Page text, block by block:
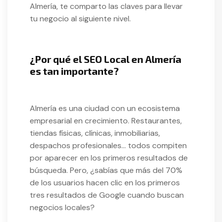
Almería, te comparto las claves para llevar
tu negocio al siguiente nivel.
¿Por qué el SEO Local en Almería
es tan importante?
Almería es una ciudad con un ecosistema
empresarial en crecimiento. Restaurantes,
tiendas físicas, clínicas, inmobiliarias,
despachos profesionales… todos compiten
por aparecer en los primeros resultados de
búsqueda. Pero, ¿sabías que más del 70%
de los usuarios hacen clic en los primeros
tres resultados de Google cuando buscan
negocios locales?